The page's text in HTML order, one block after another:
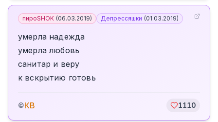
пироSHOK (06.03.2019) Депрессяшки (01.03.2019)
умерла надежда
умерла любовь
санитар и веру
к вскрытию готовь
©КВ 1110